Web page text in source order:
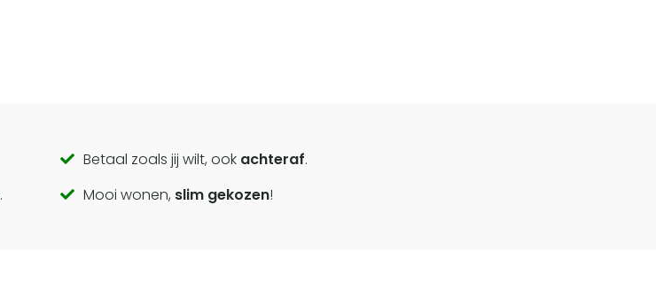
Betaal zoals jij wilt, ook achteraf.
. Mooi wonen, slim gekozen!